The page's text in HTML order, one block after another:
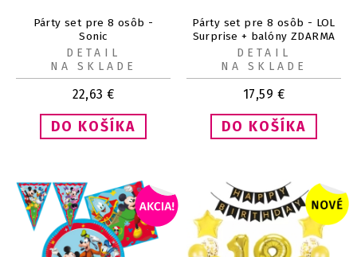
Párty set pre 8 osôb -
Sonic
22,63 €
DETAIL
NA SKLADE
Párty set pre 8 osôb - LOL
Surprise + balóny ZDARMA
17,59 €
DETAIL
NA SKLADE